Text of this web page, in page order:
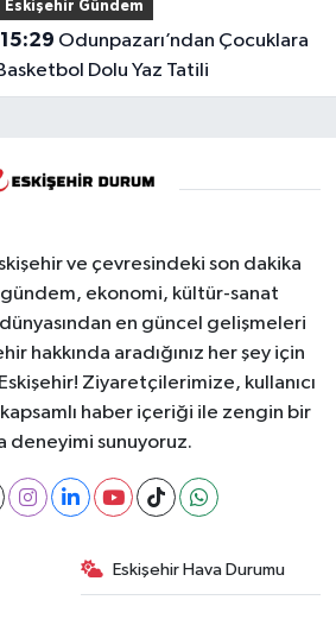
Eskişehir Gündem
15:29
Dolu Yaz Tatili
ve çevresindeki son dakika
ekonomi, kültür-sanat
en güncel gelişmeleri
hakkında aradığınız her şey için
Ziyaretçilerimize, kullanıcı
haber içeriği ile zengin bir
deneyimi sunuyoruz.
Eskişehir Hava Durumu